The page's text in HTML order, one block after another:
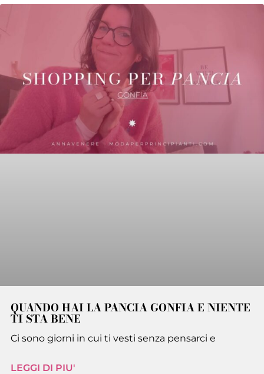
QUANDO HAI LA PANCIA GONFIA E NIENTE
TI STA BENE
Ci sono giorni in cui ti vesti senza pensarci e
LEGGI DI PIU'